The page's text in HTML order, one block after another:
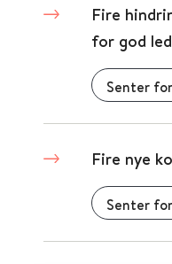
Fire
for god
Fire nye
Senter